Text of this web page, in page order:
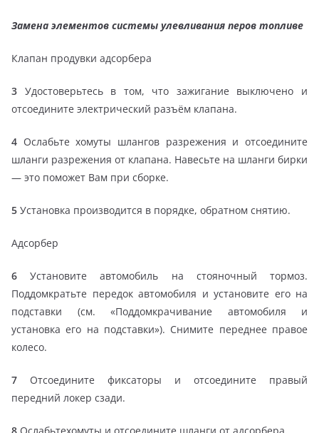
Замена элементов системы улевливания перов топливе
Клапан продувки адсорбера
3 Удостоверьтесь в том, что зажигание выключено и
отсоедините электрический разъём клапана.
4 Ослабьте хомуты шлангов разрежения и отсоедините
шланги разрежения от клапана. Навесьте на шланги бирки
— это поможет Вам при сборке.
5 Установка производится в порядке, обратном снятию.
Адсорбер
6 Установите автомобиль на стояночный тормоз.
Поддомкратьте передок автомобиля и установите его на
подставки (см. «Поддомкрачивание автомобиля и
установка его на подставки»). Снимите переднее правое
колесо.
7 Отсоедините фиксаторы и отсоедините правый
передний локер сзади.
8 Ослабьтехомуты и отсоедините шланги от адсорбера.